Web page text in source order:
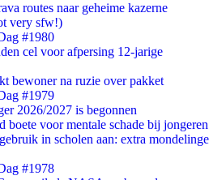
routes naar geheime kazerne
very sfw!)
#1980
cel voor afpersing 12-jarige
bewoner na ruzie over pakket
#1979
2026/2027 is begonnen
voor mentale schade bij jongeren
in scholen aan: extra mondelinge
#1978